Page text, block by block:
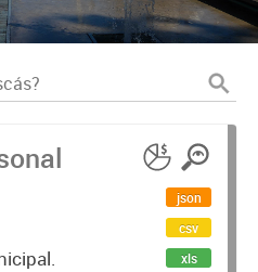
json
csv
xls